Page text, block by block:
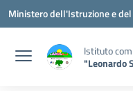
Vai ai contenuti
Vai al menu di navigazione
Vai al footer
Ministero dell'Istruzione e
Istituto
"Leonardo